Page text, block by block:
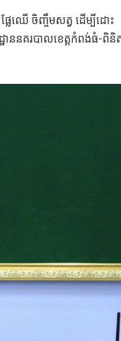
ែឈើ ចិញ្ចឹមសត្វ ដើម្បីដោះ
ាននគរបាលខេត្តកំពង់ធំ-ពិនិ